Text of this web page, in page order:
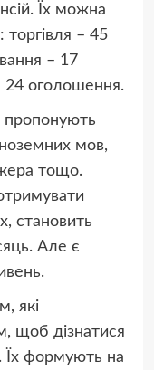
Їх можна
торгівля – 45
– 17
24 оголошення.
пропонують
мов,
тощо.
становить
Але є
які
щоб дізнатися
Їх формують на